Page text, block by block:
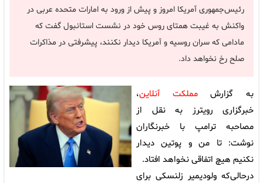
رئیس‌جمهوری آمریکا امروز و پیش از ورود به امارات متحده عربی در
واکنش به غیبت همتای روس خود در نشست استانبول گفت که
مادامی که سران روسیه و آمریکا دیدار نکنند، پیشرفتی در مذاکرات
صلح رخ نخواهد داد.
به گزارشمملکت آنلاین،
خبرگزاری رویترز به نقل از
مصاحبه ترامپ با خبرنگاران
نوشت: تا من و پوتین دیدار
نکنیم هیچ اتفاقی نخواهد افتاد.
درحالی‌که ولودیمیر زلنسکی برای